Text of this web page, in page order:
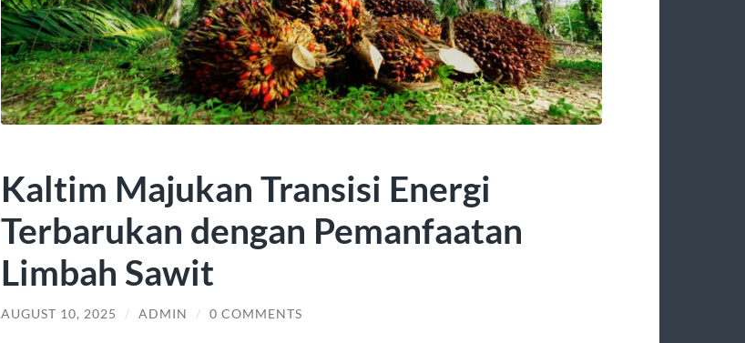
Kaltim Majukan Transisi Energi
Terbarukan dengan Pemanfaatan
Limbah Sawit
AUGUST 10, 2025 / ADMIN / 0 COMMENTS